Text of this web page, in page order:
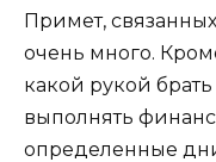
Примет,
очень много.
какой рукой
выполнять
определенные